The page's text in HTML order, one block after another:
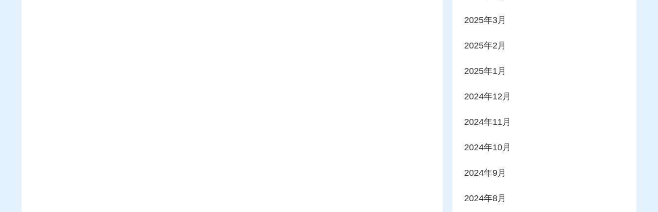
2025年3月
2025年2月
2025年1月
2024年12月
2024年11月
2024年10月
2024年9月
2024年8月